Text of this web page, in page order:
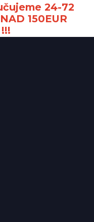
24-72
150EUR